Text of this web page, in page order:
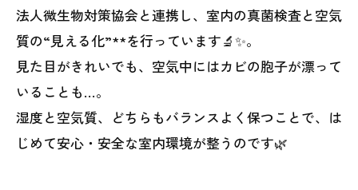
法人微生物対策協会と連携し、室内の真菌検査と空気
質の“見える化”**を行っています🔬✨。
見た目がきれいでも、空気中にはカビの胞子が漂って
いることも…。
湿度と空気質、どちらもバランスよく保つことで、は
じめて安心・安全な室内環境が整うのです🌿